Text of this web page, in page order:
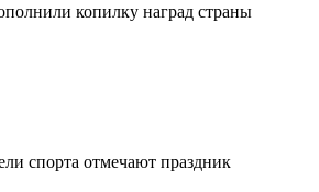
копилку наград страны
спорта отмечают праздник